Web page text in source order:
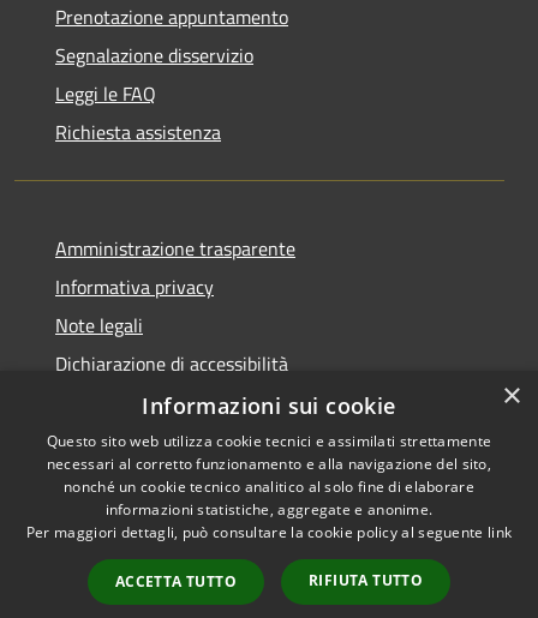
Prenotazione appuntamento
Segnalazione disservizio
Leggi le FAQ
Richiesta assistenza
Amministrazione trasparente
Informativa privacy
Note legali
Dichiarazione di accessibilità
Accessibilità
Privacy
Mappa del sito
×
Informazioni sui cookie
Questo sito web utilizza cookie tecnici e assimilati strettamente
necessari al corretto funzionamento e alla navigazione del sito,
nonché un cookie tecnico analitico al solo fine di elaborare
informazioni statistiche, aggregate e anonime.
Per maggiori dettagli, può consultare la cookie policy al seguente link
ACCETTA TUTTO RIFIUTA TUTTO